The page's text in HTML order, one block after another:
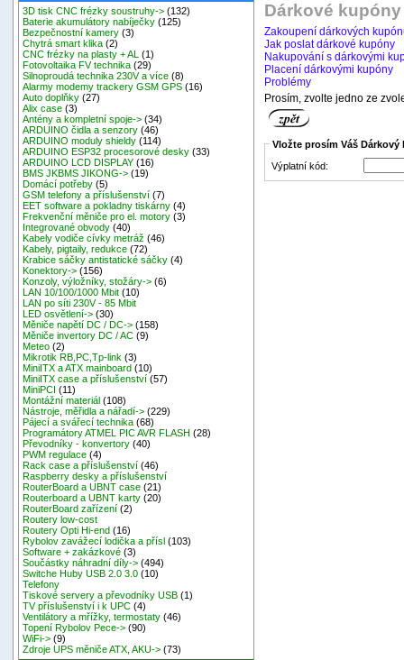
3D tisk CNC frézky soustruhy-> (132)
Baterie akumulátory nabíječky (125)
Bezpečnostní kamery (3)
Chytrá smart klika (2)
CNC frézky na plasty + AL
(1)
Fotovoltaika FV technika (29)
Silnoproudá technika 230V a více (8)
Alarmy modemy trackery GSM GPS (16)
Auto doplňky (27)
Alix case (3)
Antény a kompletní spoje-> (34)
ARDUINO čidla a senzory (46)
ARDUINO moduly shieldy (114)
ARDUINO ESP32 procesorové desky (33)
ARDUINO LCD DISPLAY (16)
BMS JKBMS JIKONG-> (19)
Domácí potřeby (5)
GSM telefony a příslušenství (7)
EET software a pokladny tiskárny (4)
Frekvenční měniče pro el. motory (3)
Integrované obvody (40)
Kabely vodiče cívky metráž (46)
Kabely, pigtaily, redukce (72)
Krabice sáčky antistatické sáčky (4)
Konektory-> (156)
Konzoly, výložníky, stožáry-> (6)
LAN 10/100/1000 Mbit (10)
LAN po síti 230V - 85 Mbit
LED osvětlení-> (30)
Měniče napětí DC / DC-> (158)
Měniče invertory DC / AC (9)
Meteo (2)
Mikrotik RB,PC,Tp-link (3)
MiniITX a ATX mainboard (10)
MiniITX case a příslušenství (57)
MiniPCI (11)
Montážní materiál (108)
Nástroje, měřidla a nářadí-> (229)
Pájecí a svářecí technika (68)
Programátory ATMEL PIC AVR FLASH (28)
Převodníky - konvertory (40)
PWM regulace (4)
Rack case a příslušenství (46)
Raspberry desky a příslušenství
RouterBoard a UBNT case (21)
Routerboard a UBNT karty (20)
RouterBoard zařízení (2)
Routery low-cost
Routery Opti Hi-end (16)
Rybolov zavážecí lodička a přísl (103)
Software + zakázkové (3)
Součástky náhradní díly-> (494)
Switche Huby USB 2.0 3.0 (10)
Telefony
Tiskové servery a převodníky USB (1)
TV příslušenství i k UPC (4)
Ventilátory a mřížky, termostaty (46)
Topení Rybolov Pece-> (90)
WiFi-> (9)
Zdroje UPS měniče ATX, AKU-> (73)
Dárkové
Zakoupení dárkových
Jak poslat dárkové kupóny
Nakupování s dárkovými
Placení dárkovými kupóny
Problémy
Prosím, zvolte jedno ze
Vložte prosím Váš
Výplatní kód: